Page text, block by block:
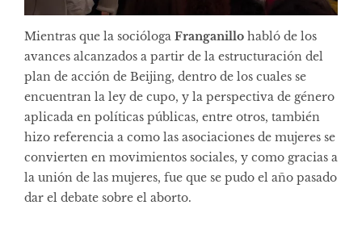
Mientras que la socióloga Franganillo habló de los
avances alcanzados a partir de la estructuración del
plan de acción de Beijing, dentro de los cuales se
encuentran la ley de cupo, y la perspectiva de género
aplicada en políticas públicas, entre otros, también
hizo referencia a como las asociaciones de mujeres se
convierten en movimientos sociales, y como gracias a
la unión de las mujeres, fue que se pudo el año pasado
dar el debate sobre el aborto.